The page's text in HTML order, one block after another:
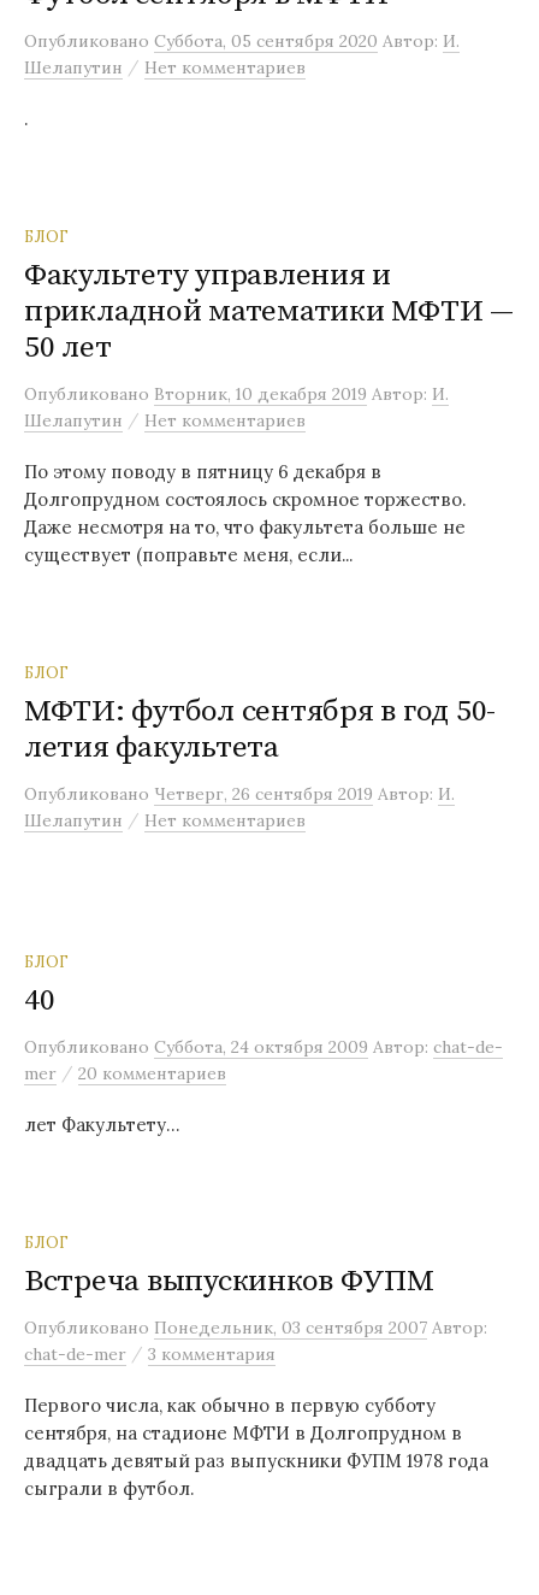
м
у
Опубликовано Суббота, 05 сентября 2020 Автор: И.
Шелапутин / Нет комментариев
.
БЛОГ
Факультету управления и
прикладной математики МФТИ —
50 лет
Опубликовано Вторник, 10 декабря 2019 Автор: И.
Шелапутин / Нет комментариев
По этому поводу в пятницу 6 декабря в
Долгопрудном состоялось скромное торжество.
Даже несмотря на то, что факультета больше не
существует (поправьте меня, если...
БЛОГ
МФТИ: футбол сентября в год 50-
летия факультета
Опубликовано Четверг, 26 сентября 2019 Автор: И.
Шелапутин / Нет комментариев
БЛОГ
40
Опубликовано Суббота, 24 октября 2009 Автор: chat-de-
mer / 20 комментариев
лет Факультету…
БЛОГ
Встреча выпускинков ФУПМ
Опубликовано Понедельник, 03 сентября 2007 Автор:
chat-de-mer / 3 комментария
Первого числа, как обычно в первую субботу
сентября, на стадионе МФТИ в Долгопрудном в
двадцать девятый раз выпускники ФУПМ 1978 года
сыграли в футбол.